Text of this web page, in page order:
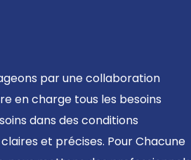
par une collaboration
en charge tous les besoins
dans des conditions
et précises. Pour Chacune